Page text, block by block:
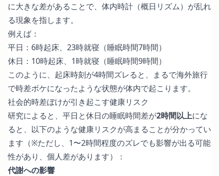
に大きな差があることで、体内時計（概日リズム）が乱れ
る現象を指します。
例えば：
平日：6時起床、23時就寝（睡眠時間7時間）
休日：10時起床、1時就寝（睡眠時間9時間）
このように、起床時刻が4時間ズレると、まるで海外旅行
で時差ボケになったような状態が体内で起こります。
社会的時差ぼけが引き起こす健康リスク
研究によると、平日と休日の睡眠時間差が2時間以上にな
ると、以下のような健康リスクが高まることが分かってい
ます（※ただし、1〜2時間程度のズレでも影響が出る可能
性があり、個人差があります）：
代謝への影響